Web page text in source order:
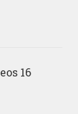
16